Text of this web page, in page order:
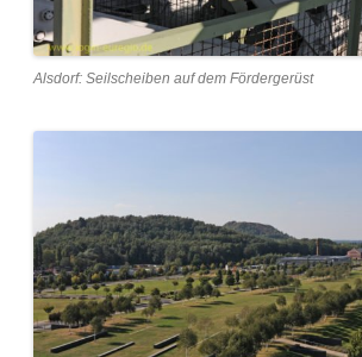
Alsdorf: Seilscheiben auf dem Fördergerüst